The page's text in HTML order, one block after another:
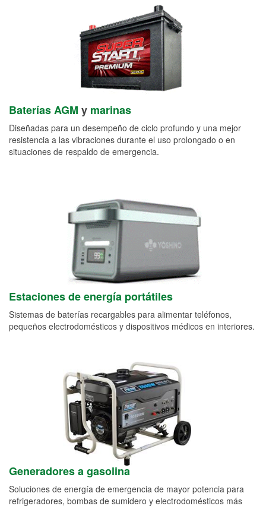
Baterías AGM y marinas
Diseñadas para un desempeño de ciclo profundo y una mejor
resistencia a las vibraciones durante el uso prolongado o en
situaciones de respaldo de emergencia.
Estaciones de energía portátiles
Sistemas de baterías recargables para alimentar teléfonos,
pequeños electrodomésticos y dispositivos médicos en interiores.
Generadores a gasolina
Soluciones de energía de emergencia de mayor potencia para
refrigeradores, bombas de sumidero y electrodomésticos más